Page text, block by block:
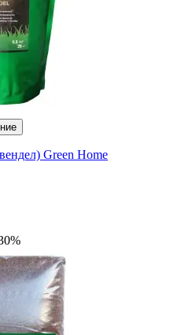
Green Home